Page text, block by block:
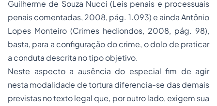
Guilherme de Souza Nucci (Leis penais e processuais
penais comentadas, 2008, pág. 1.093) e ainda Antônio
Lopes Monteiro (Crimes hediondos, 2008, pág. 98),
basta, para a configuração do crime, o dolo de praticar
a conduta descrita no tipo objetivo.
Neste aspecto a ausência do especial fim de agir
nesta modalidade de tortura diferencia-se das demais
previstas no texto legal que, por outro lado, exigem sua